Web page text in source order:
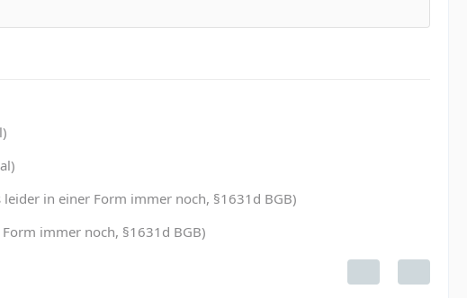
in einer Form immer noch, §1631d BGB)
immer noch, §1631d BGB)